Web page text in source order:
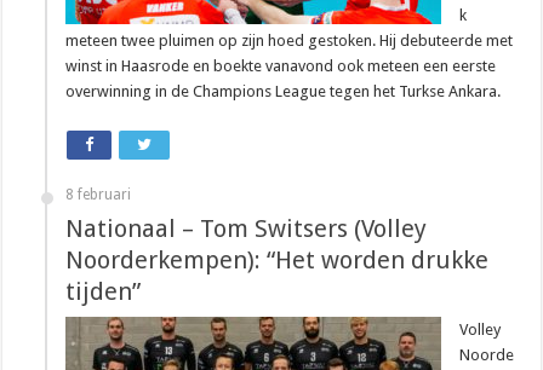
k
meteen twee pluimen op zijn hoed gestoken. Hij debuteerde met
winst in Haasrode en boekte vanavond ook meteen een eerste
overwinning in de Champions League tegen het Turkse Ankara.
8 februari
Nationaal – Tom Switsers (Volley
Noorderkempen): “Het worden drukke
tijden”
Volley
Noorde